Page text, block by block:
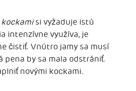
si vyžaduje istú
intenzívne využíva, je
čistiť. Vnútro jamy sa musí
pena by sa mala odstrániť.
novými kockami.